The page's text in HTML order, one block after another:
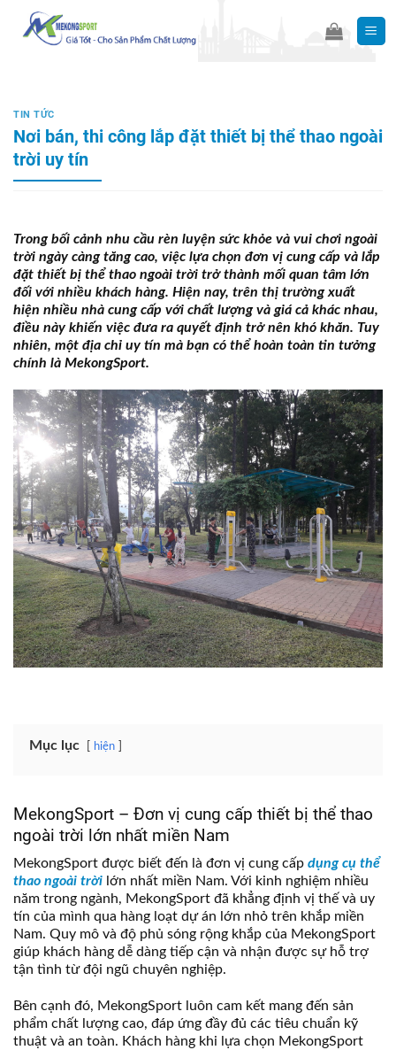
content
TIN TỨC
Nơi bán, thi công lắp đặt thiết bị thể thao ngoài
trời uy tín
Trong bối cảnh nhu cầu rèn luyện sức khỏe và vui chơi ngoài
trời ngày càng tăng cao, việc lựa chọn đơn vị cung cấp và lắp
đặt thiết bị thể thao ngoài trời trở thành mối quan tâm lớn
đối với nhiều khách hàng. Hiện nay, trên thị trường xuất
hiện nhiều nhà cung cấp với chất lượng và giá cả khác nhau,
điều này khiến việc đưa ra quyết định trở nên khó khăn. Tuy
nhiên, một địa chỉ uy tín mà bạn có thể hoàn toàn tin tưởng
chính là MekongSport.
Mục lục hiện
MekongSport – Đơn vị cung cấp thiết bị thể thao
ngoài trời lớn nhất miền Nam
MekongSport được biết đến là đơn vị cung cấp dụng cụ thể
thao ngoài trời lớn nhất miền Nam. Với kinh nghiệm nhiều
năm trong ngành, MekongSport đã khẳng định vị thế và uy
tín của mình qua hàng loạt dự án lớn nhỏ trên khắp miền
Nam. Quy mô và độ phủ sóng rộng khắp của MekongSport
giúp khách hàng dễ dàng tiếp cận và nhận được sự hỗ trợ
tận tình từ đội ngũ chuyên nghiệp.
Bên cạnh đó, MekongSport luôn cam kết mang đến sản
phẩm chất lượng cao, đáp ứng đầy đủ các tiêu chuẩn kỹ
thuật và an toàn. Khách hàng khi lựa chọn MekongSport